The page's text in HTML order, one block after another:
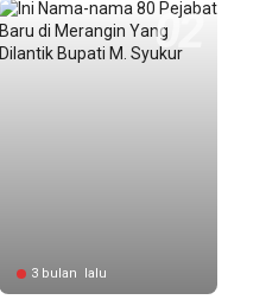
3 bulan lalu